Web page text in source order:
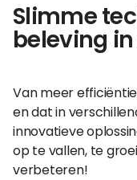
Slimme
beleving
Van meer
en dat in
innovatieve
op te vallen, te
verbeteren!